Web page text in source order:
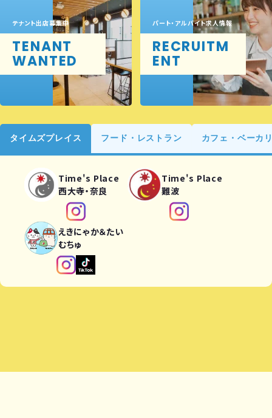
テナント出店募集中
TENANT
WANTED
パート・アルバイト求人情報
RECRUITM
ENT
タイムズプレイス フード・レストラン カフェ・ベーカ
Time's Place
西大寺・奈良
Time's Place
難波
えきにゃか＆たい
むちゅ